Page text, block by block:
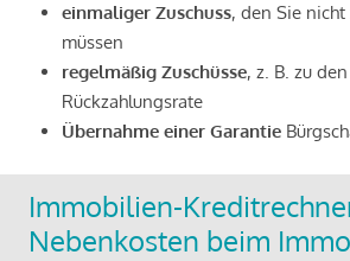
einmaliger Zuschuss, den Sie nicht
müssen
regelmäßig Zuschüsse, z. B. zu
Rückzahlungsrate
Übernahme einer Garantie
Immobilien-
Nebenkosten beim